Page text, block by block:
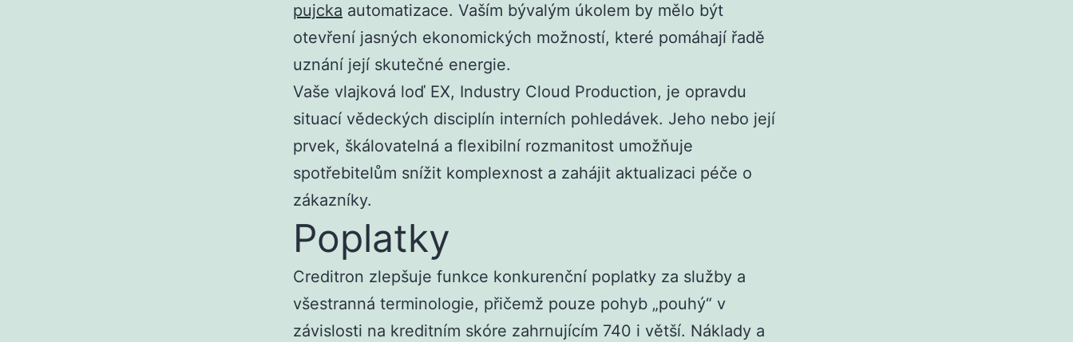
pujcka automatizace. Vaším bývalým úkolem by mělo být
otevření jasných ekonomických možností, které pomáhají řadě
uznání její skutečné energie.
Vaše vlajková loď EX, Industry Cloud Production, je opravdu
situací vědeckých disciplín interních pohledávek. Jeho nebo její
prvek, škálovatelná a flexibilní rozmanitost umožňuje
spotřebitelům snížit komplexnost a zahájit aktualizaci péče o
zákazníky.
Poplatky
Creditron zlepšuje funkce konkurenční poplatky za služby a
všestranná terminologie, přičemž pouze pohyb „pouhý“ v
závislosti na kreditním skóre zahrnujícím 740 i větší. Náklady a